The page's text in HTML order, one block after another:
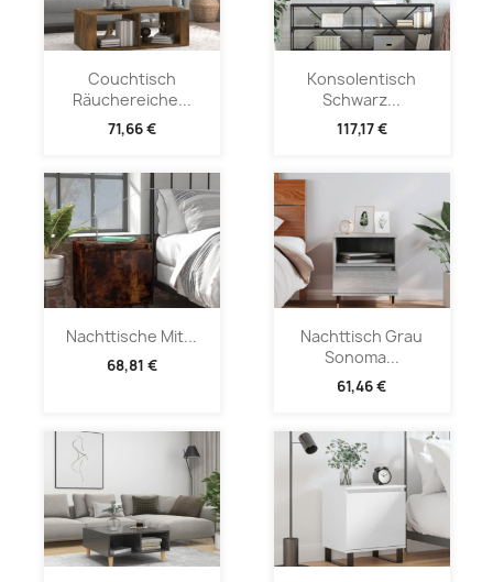
Couchtisch
Räuchereiche...
71,66 €
Konsolentisch
Schwarz...
117,17 €
Nachttische Mit...
68,81 €
Nachttisch Grau
Sonoma...
61,46 €